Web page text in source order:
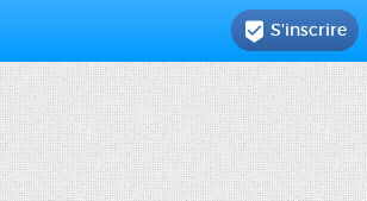
 S'inscrire